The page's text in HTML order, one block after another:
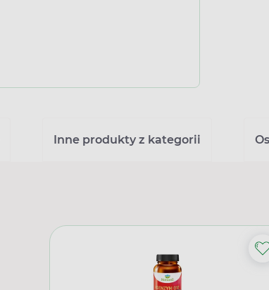
Inne produkty z kategorii